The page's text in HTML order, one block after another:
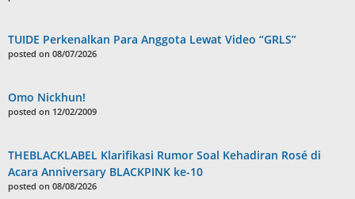
TUIDE Perkenalkan Para Anggota Lewat Video “GRLS”
posted on 08/07/2026
Omo Nickhun!
posted on 12/02/2009
THEBLACKLABEL Klarifikasi Rumor Soal Kehadiran Rosé di
Acara Anniversary BLACKPINK ke-10
posted on 08/08/2026